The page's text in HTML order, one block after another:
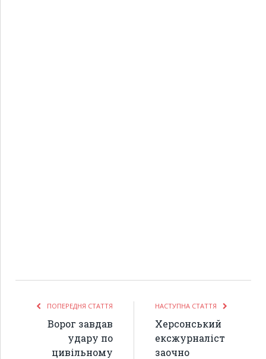
ПОПЕРЕДНЯ СТАТТЯ
Ворог завдав
удару по
цивільному
НАСТУПНА СТАТТЯ
Херсонський
ексжурналіст
заочно